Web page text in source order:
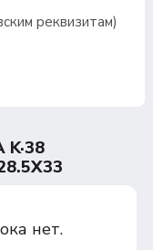
реквизитам)
нет.